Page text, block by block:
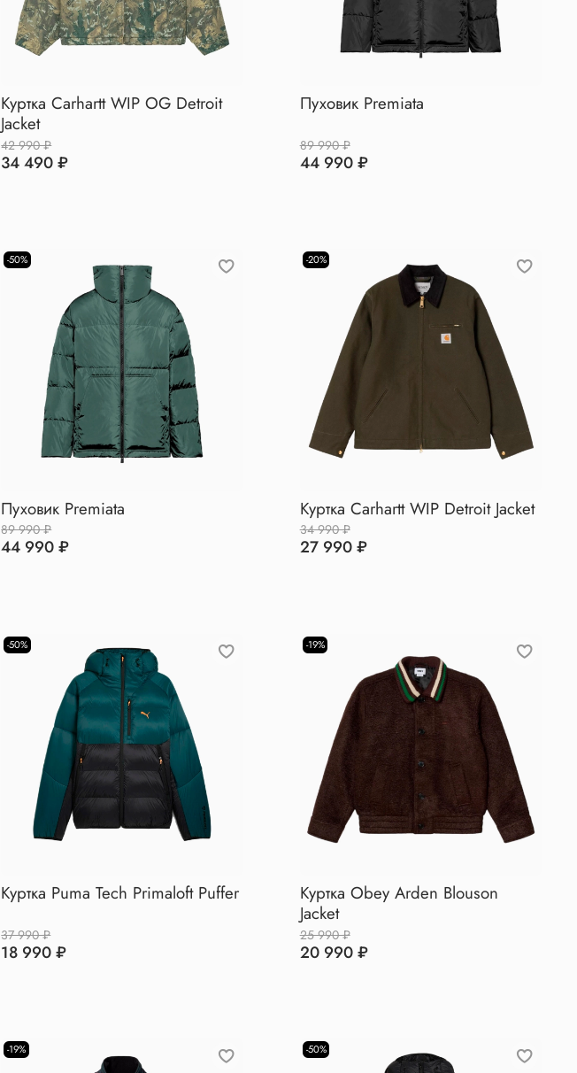
Куртка Carhartt WIP OG Detroit
Jacket
42 990 ₽
34 490 ₽
Пуховик Premiata
89 990 ₽
44 990 ₽
-50%
Пуховик Premiata
89 990 ₽
44 990 ₽
-20%
Куртка Carhartt WIP Detroit Jacket
34 990 ₽
27 990 ₽
-50%
Куртка Puma Tech Primaloft Puffer
37 990 ₽
18 990 ₽
-19%
Куртка Obey Arden Blouson
Jacket
25 990 ₽
20 990 ₽
-19% -50%